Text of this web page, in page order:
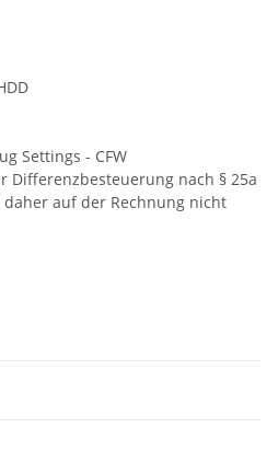
Settings - CFW
Differenzbesteuerung nach § 25a
daher auf der Rechnung nicht